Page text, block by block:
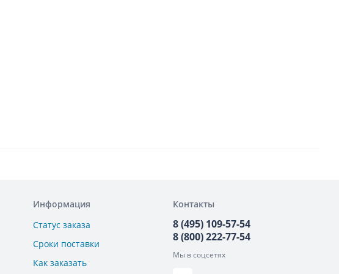
Информация
Статус заказа
Сроки поставки
Как заказать
Контакты
8 (495) 109-57-54
8 (800) 222-77-54
Мы в соцсетях